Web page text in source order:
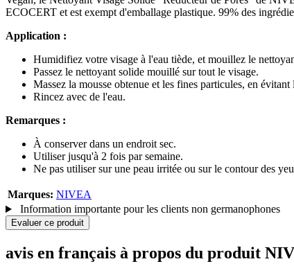
ECOCERT et est exempt d'emballage plastique. 99% des
Application :
Humidifiez votre visage à l'eau tiède, et mouillez le
Passez le nettoyant solide mouillé sur tout le visage.
Massez la mousse obtenue et les fines particules, en
Rincez avec de l'eau.
Remarques :
À conserver dans un endroit sec.
Utiliser jusqu'à 2 fois par semaine.
Ne pas utiliser sur une peau irritée ou sur le contour des
Marques: NIVEA
Information importante pour les clients non germanophones
Evaluer ce produit
avis en français à propos du produit